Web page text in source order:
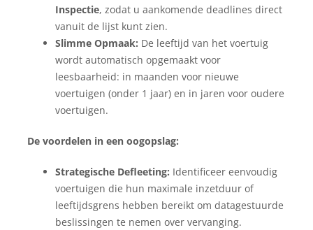
Inspectie, zodat u aankomende deadlines direct
vanuit de lijst kunt zien.
Slimme Opmaak: De leeftijd van het voertuig
wordt automatisch opgemaakt voor
leesbaarheid: in maanden voor nieuwe
voertuigen (onder 1 jaar) en in jaren voor oudere
voertuigen.
De voordelen in een oogopslag:
Strategische Defleeting: Identificeer eenvoudig
voertuigen die hun maximale inzetduur of
leeftijdsgrens hebben bereikt om datagestuurde
beslissingen te nemen over vervanging.